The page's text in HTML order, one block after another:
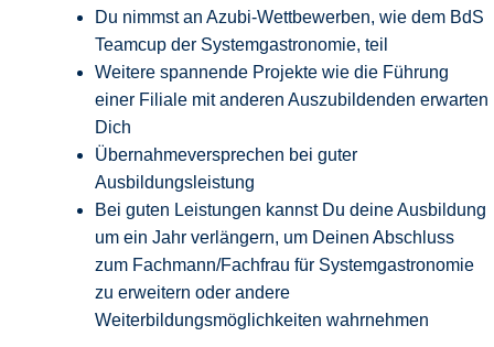
Du nimmst an Azubi-Wettbewerben, wie dem BdS
Teamcup der Systemgastronomie, teil
Weitere spannende Projekte wie die Führung
einer Filiale mit anderen Auszubildenden erwarten
Dich
Übernahmeversprechen bei guter
Ausbildungsleistung
Bei guten Leistungen kannst Du deine Ausbildung
um ein Jahr verlängern, um Deinen Abschluss
zum Fachmann/Fachfrau für Systemgastronomie
zu erweitern oder andere
Weiterbildungsmöglichkeiten wahrnehmen